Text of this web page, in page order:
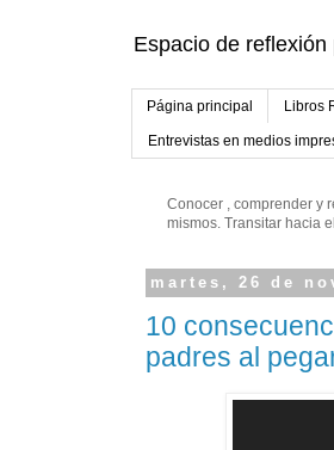
Espacio de
Página principal Libros
Entrevistas en medios
Conocer , comprender y
mismos. Transitar hacia
martes, 26 de
10
padres al